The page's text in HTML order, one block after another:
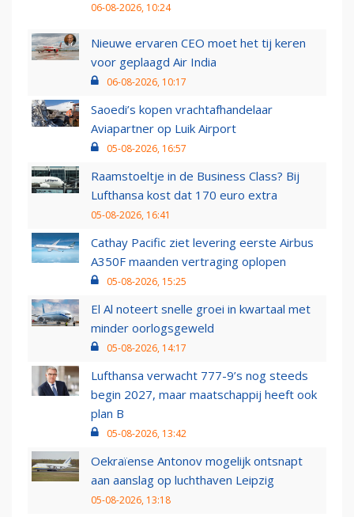
06-08-2026, 10:24
Nieuwe ervaren CEO moet het tij keren
voor geplaagd Air India
06-08-2026, 10:17
Saoedi’s kopen vrachtafhandelaar
Aviapartner op Luik Airport
05-08-2026, 16:57
Raamstoeltje in de Business Class? Bij
Lufthansa kost dat 170 euro extra
05-08-2026, 16:41
Cathay Pacific ziet levering eerste Airbus
A350F maanden vertraging oplopen
05-08-2026, 15:25
El Al noteert snelle groei in kwartaal met
minder oorlogsgeweld
05-08-2026, 14:17
Lufthansa verwacht 777-9’s nog steeds
begin 2027, maar maatschappij heeft ook
plan B
05-08-2026, 13:42
Oekraïense Antonov mogelijk ontsnapt
aan aanslag op luchthaven Leipzig
05-08-2026, 13:18